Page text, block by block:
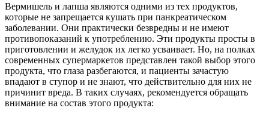
Вермишель и лапша являются одними из тех продуктов,
которые не запрещается кушать при панкреатическом
заболевании. Они практически безвредны и не имеют
противопоказаний к употреблению. Эти продукты просты в
приготовлении и желудок их легко усваивает. Но, на полках
современных супермаркетов представлен такой выбор этого
продукта, что глаза разбегаются, и пациенты зачастую
впадают в ступор и не знают, что действительно для них не
причинит вреда. В таких случаях, рекомендуется обращать
внимание на состав этого продукта: